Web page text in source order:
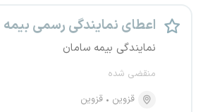
اعطای نمایندگی رسمی بیمه
نمایندگی بیمه سامان
منقضی شده
قزوین
قزوین